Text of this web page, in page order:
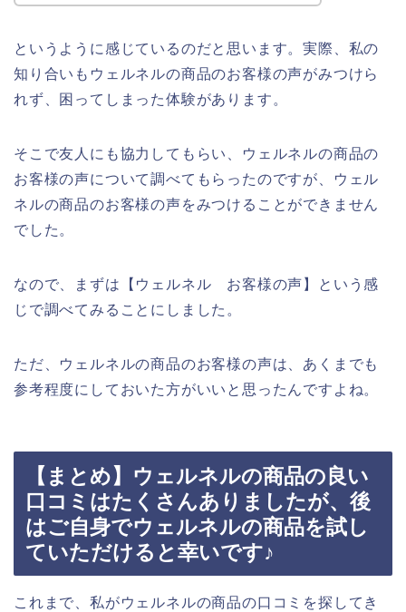
というように感じているのだと思います。実際、私の
知り合いもウェルネルの商品のお客様の声がみつけら
れず、困ってしまった体験があります。
そこで友人にも協力してもらい、ウェルネルの商品の
お客様の声について調べてもらったのですが、ウェル
ネルの商品のお客様の声をみつけることができません
でした。
なので、まずは【ウェルネル お客様の声】という感
じで調べてみることにしました。
ただ、ウェルネルの商品のお客様の声は、あくまでも
参考程度にしておいた方がいいと思ったんですよね。
【まとめ】ウェルネルの商品の良い
口コミはたくさんありましたが、後
はご自身でウェルネルの商品を試し
ていただけると幸いです♪
これまで、私がウェルネルの商品の口コミを探してき